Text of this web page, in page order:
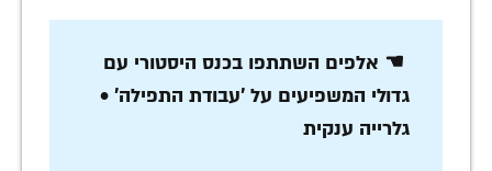
☚ אלפים השתתפו בכנס היסטורי עם
גדולי המשפיעים על 'עבודת התפילה' •
גלרייה ענקית